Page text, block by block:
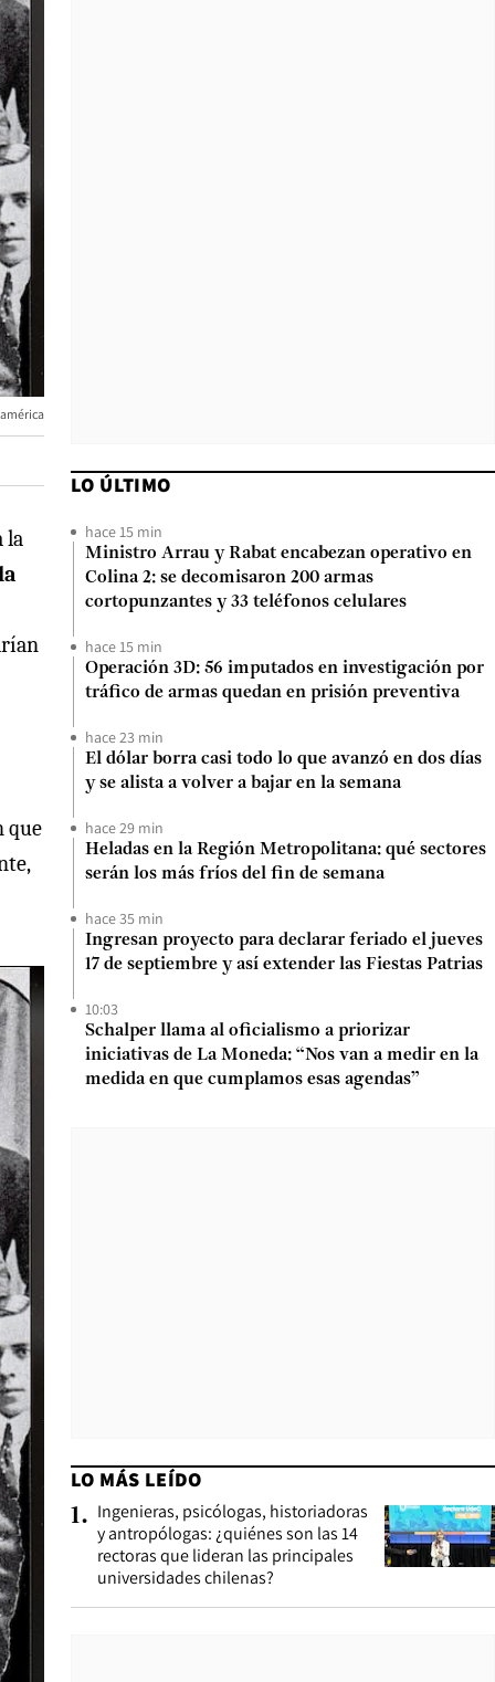
la
que
LO ÚLTIMO
hace 15 min
Ministro Arrau y Rabat encabezan operativo en
Colina 2: se decomisaron 200 armas
cortopunzantes y 33 teléfonos celulares
hace 15 min
Operación 3D: 56 imputados en investigación por
tráfico de armas quedan en prisión preventiva
hace 23 min
El dólar borra casi todo lo que avanzó en dos días
y se alista a volver a bajar en la semana
hace 29 min
Heladas en la Región Metropolitana: qué sectores
serán los más fríos del fin de semana
hace 35 min
Ingresan proyecto para declarar feriado el jueves
17 de septiembre y así extender las Fiestas Patrias
10:03
Schalper llama al oficialismo a priorizar
iniciativas de La Moneda: “Nos van a medir en la
medida en que cumplamos esas agendas”
LO MÁS LEÍDO
1. Ingenieras, psicólogas, historiadoras
y antropólogas: ¿quiénes son las 14
rectoras que lideran las principales
universidades chilenas?